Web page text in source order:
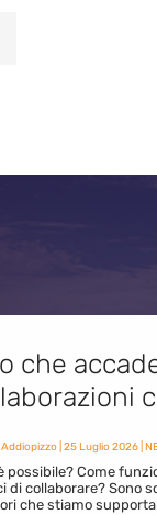
che
| 25 Luglio 2026|
possibile? Come
di collaborare? Sono
che stiamo